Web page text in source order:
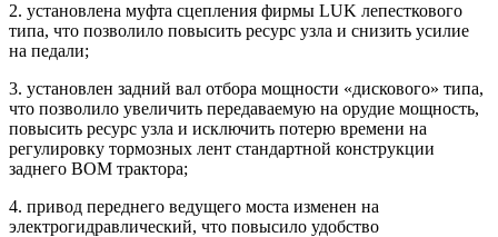
2. установлена муфта сцепления фирмы LUK лепесткового
типа, что позволило повысить ресурс узла и снизить усилие
на педали;
3. установлен задний вал отбора мощности «дискового» типа,
что позволило увеличить передаваемую на орудие мощность,
повысить ресурс узла и исключить потерю времени на
регулировку тормозных лент стандартной конструкции
заднего ВОМ трактора;
4. привод переднего ведущего моста изменен на
электрогидравлический, что повысило удобство